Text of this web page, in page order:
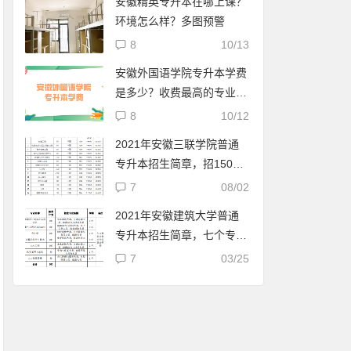
环境怎么样？多图预警
10/13
8
安徽外国语学院专升本学费
是多少？收费最高的专业要
两万二
10/12
8
2021年安徽三联学院普通
专升本招生简章，招1500
人
08/02
7
2021年安徽建筑大学普通
专升本招生简章，七个专业
都是联合培养
03/25
7